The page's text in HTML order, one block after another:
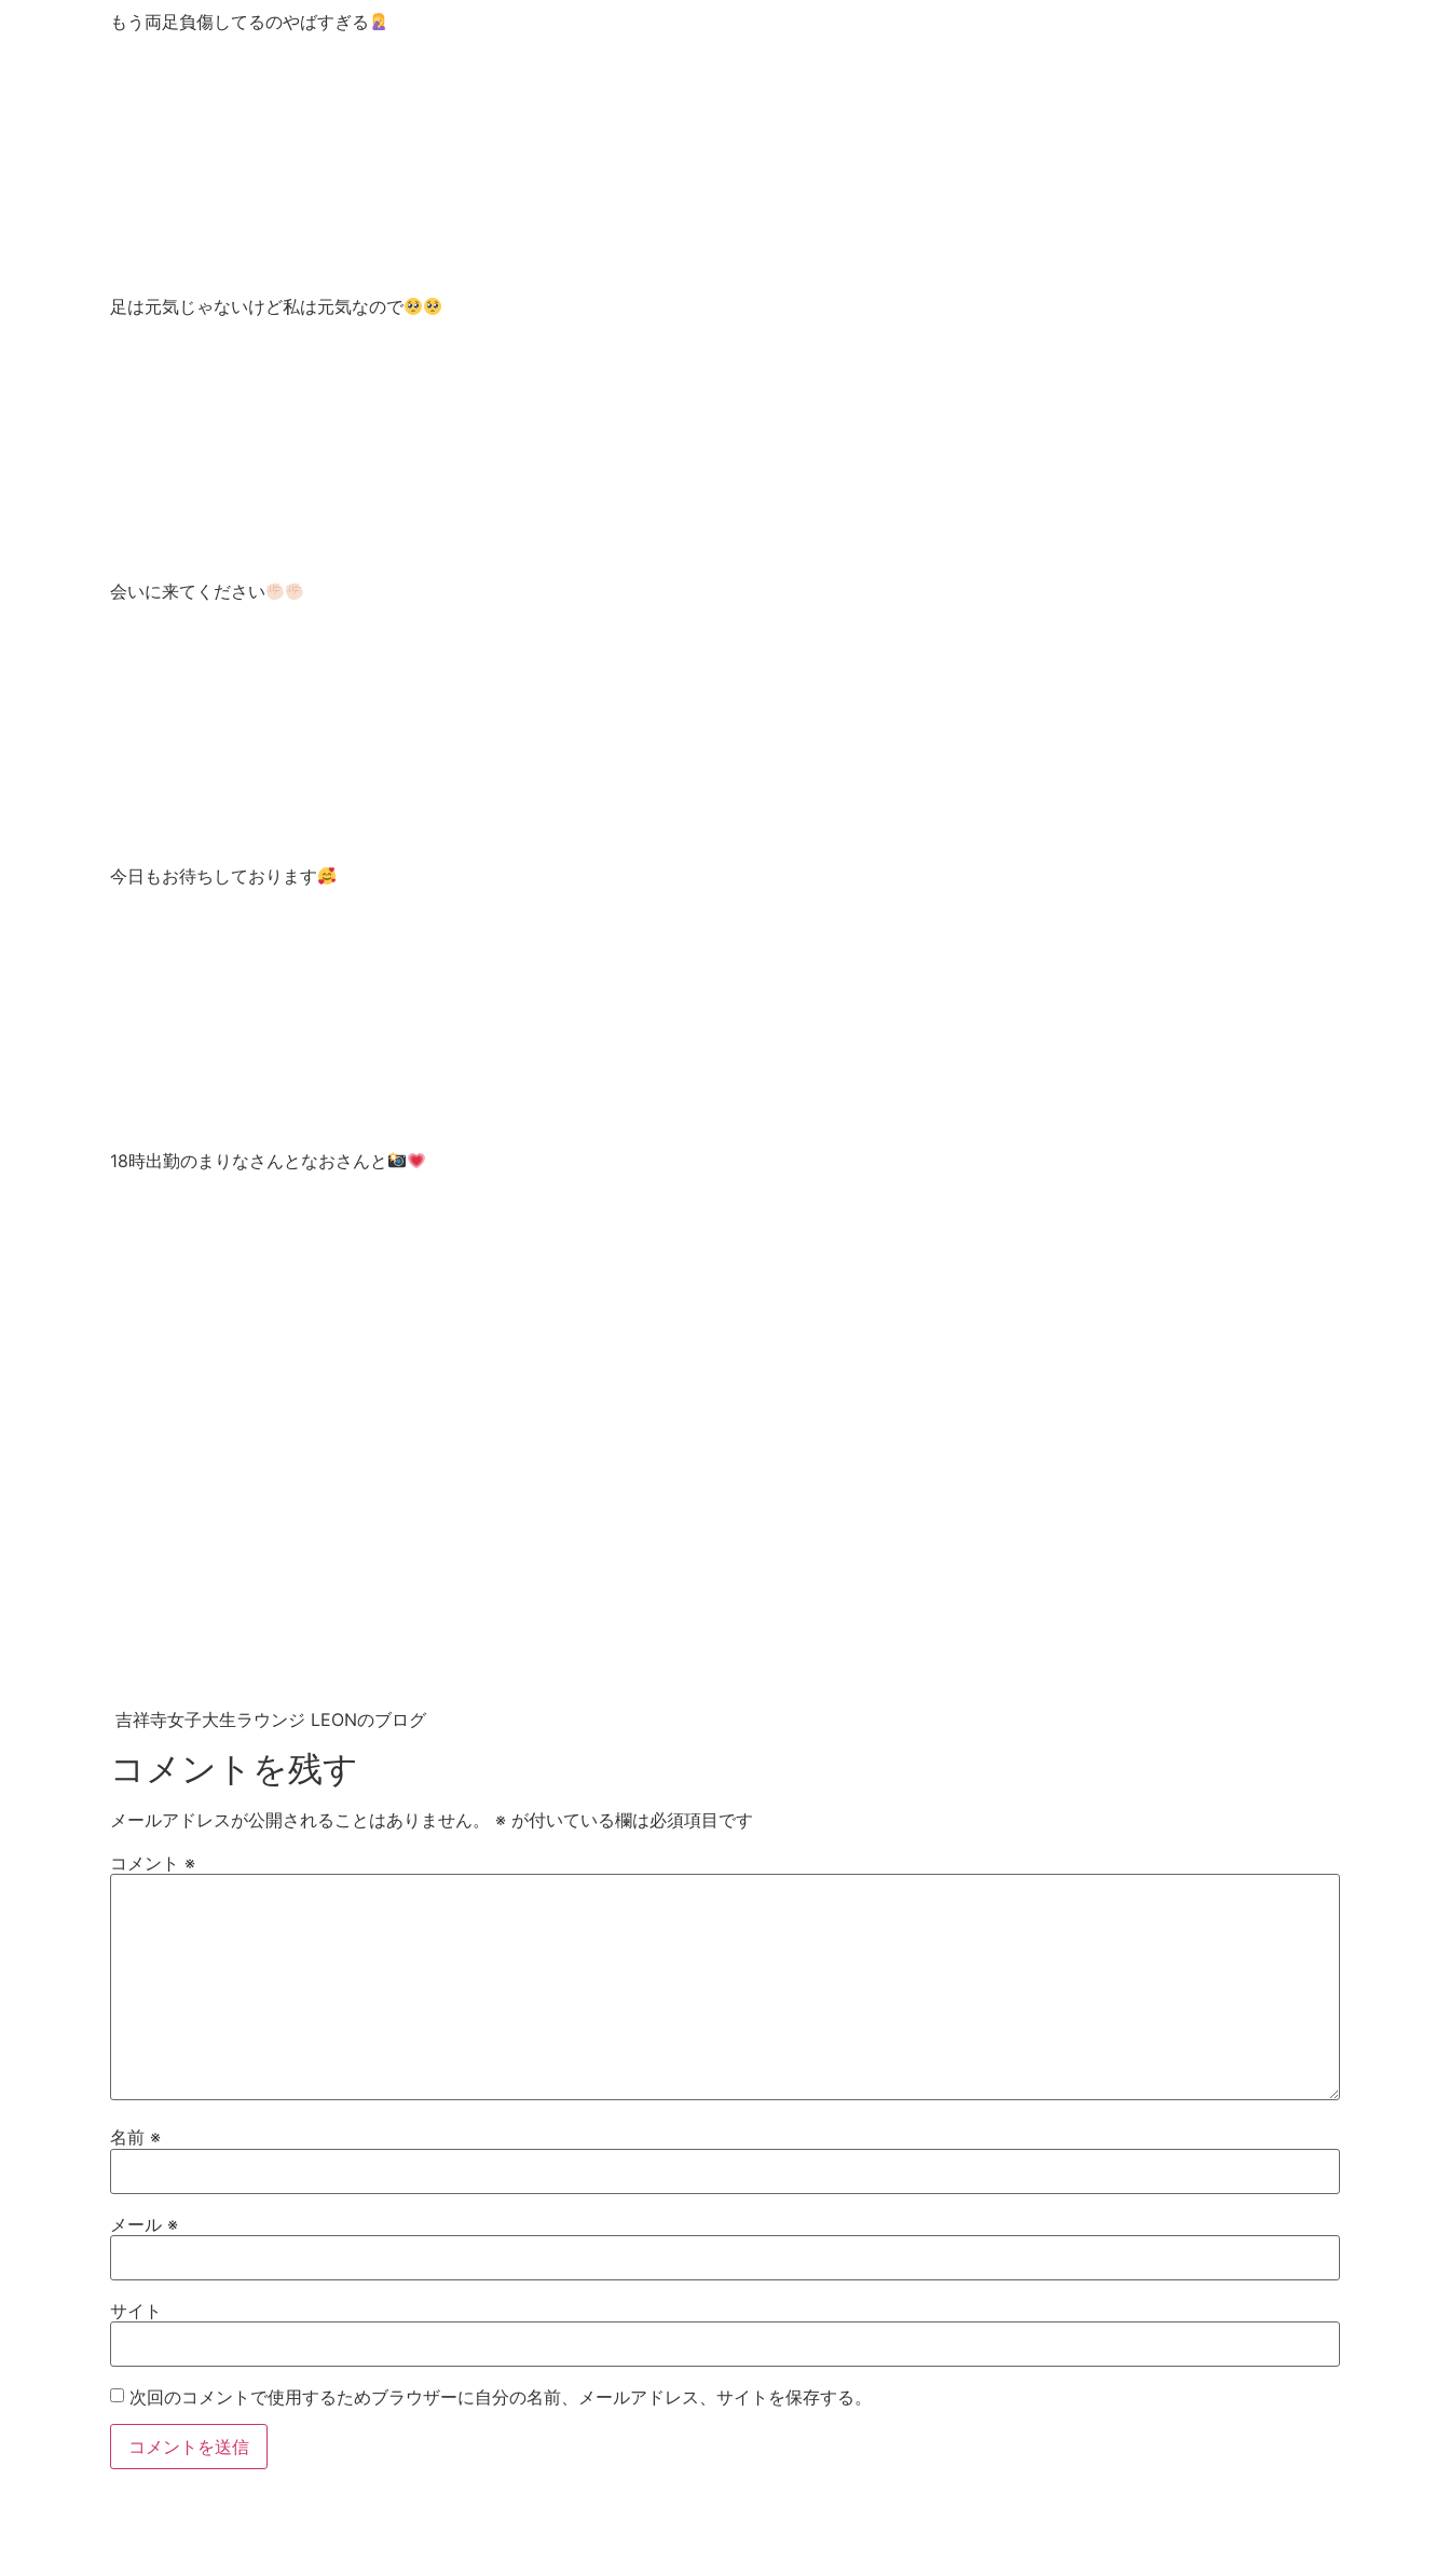
もう両足負傷してるのやばすぎる
足は元気じゃないけど私は元気なので
会いに来てください
今日もお待ちしております
18時出勤のまりなさんとなおさんと
吉祥寺女子大生ラウンジ LEONのブログ
コメントを残す
メールアドレスが公開されることはありません。 ※ が付いている欄は必須項目です
コメント ※
名前 ※
メール ※
サイト
次回のコメントで使用するためブラウザーに自分の名前、メールアドレス、サイトを保存する。